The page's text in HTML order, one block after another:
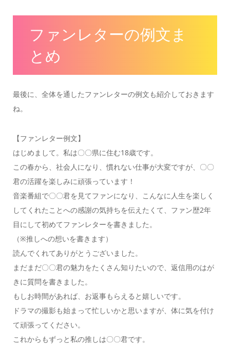
ファンレターの例文ま
とめ
最後に、全体を通したファンレターの例文も紹介しておきます
ね。
【ファンレター例文】
はじめまして。私は〇〇県に住む18歳です。
この春から、社会人になり、慣れない仕事が大変ですが、〇〇
君の活躍を楽しみに頑張っています！
音楽番組で〇〇君を見てファンになり、こんなに人生を楽しく
してくれたことへの感謝の気持ちを伝えたくて、ファン歴2年
目にして初めてファンレターを書きました。
（※推しへの想いを書きます）
読んでくれてありがとうございました。
まだまだ〇〇君の魅力をたくさん知りたいので、返信用のはが
きに質問を書きました。
もしお時間があれば、お返事もらえると嬉しいです。
ドラマの撮影も始まって忙しいかと思いますが、体に気を付け
て頑張ってください。
これからもずっと私の推しは〇〇君です。